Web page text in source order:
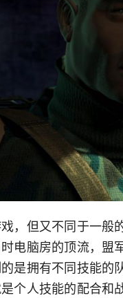
，但又不同于一般
电脑房的顶流，盟
是拥有不同技能的
个人技能的配合和